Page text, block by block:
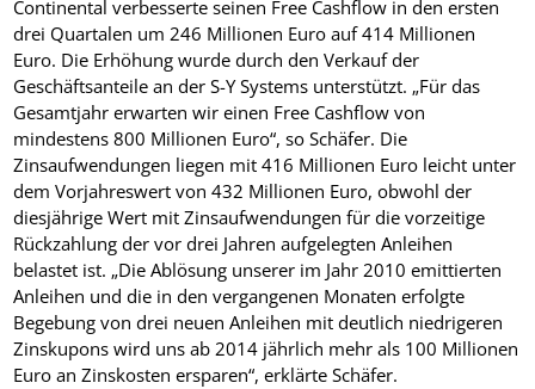
Continental verbesserte seinen Free Cashflow in den ersten
drei Quartalen um 246 Millionen Euro auf 414 Millionen
Euro. Die Erhöhung wurde durch den Verkauf der
Geschäftsanteile an der S-Y Systems unterstützt. „Für das
Gesamtjahr erwarten wir einen Free Cashflow von
mindestens 800 Millionen Euro“, so Schäfer. Die
Zinsaufwendungen liegen mit 416 Millionen Euro leicht unter
dem Vorjahreswert von 432 Millionen Euro, obwohl der
diesjährige Wert mit Zinsaufwendungen für die vorzeitige
Rückzahlung der vor drei Jahren aufgelegten Anleihen
belastet ist. „Die Ablösung unserer im Jahr 2010 emittierten
Anleihen und die in den vergangenen Monaten erfolgte
Begebung von drei neuen Anleihen mit deutlich niedrigeren
Zinskupons wird uns ab 2014 jährlich mehr als 100 Millionen
Euro an Zinskosten ersparen“, erklärte Schäfer.